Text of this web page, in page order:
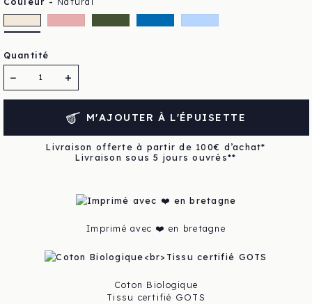
Natural
Quantité
− +
M'AJOUTER À L'ÉPUISETTE
Livraison offerte à partir de 100€ d’achat*
Livraison sous 5 jours ouvrés**
Imprimé avec ❤️ en bretagne
Coton Biologique
Tissu certifié GOTS